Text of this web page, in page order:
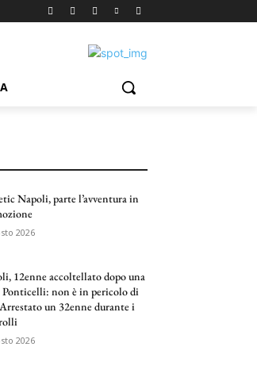
Napoli, parte l’avventura in
2026
12enne accoltellato dopo una
Ponticelli: non è in pericolo di
un 32enne durante i
2026